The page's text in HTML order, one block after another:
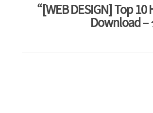
“[WEB DESIGN] Top
Download